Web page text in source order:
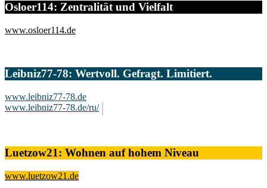
Osloer114: Zentralität und Vielfalt
www.osloer114.de
Leibniz77-78: Wertvoll. Gefragt. Limitiert.
www.leibniz77-78.de
www.leibniz77-78.de/ru/
Luetzow21: Wohnen auf hohem Niveau
www.luetzow21.de